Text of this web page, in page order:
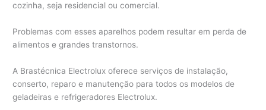
cozinha, seja residencial ou comercial.
Problemas com esses aparelhos podem resultar em perda de
alimentos e grandes transtornos.
A Brastécnica Electrolux oferece serviços de instalação,
conserto, reparo e manutenção para todos os modelos de
geladeiras e refrigeradores Electrolux.